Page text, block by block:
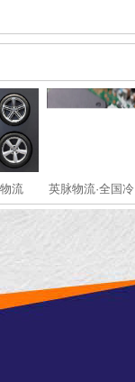
流
英脉物流·全国冷
链·运输服务